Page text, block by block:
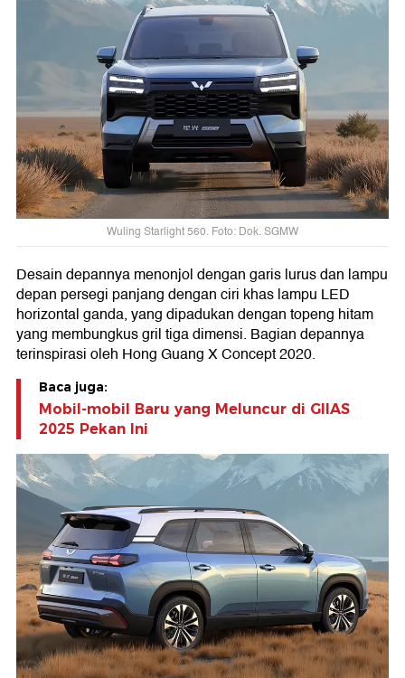
Wuling Starlight 560. Foto: Dok. SGMW
Desain depannya menonjol dengan garis lurus dan lampu
depan persegi panjang dengan ciri khas lampu LED
horizontal ganda, yang dipadukan dengan topeng hitam
yang membungkus gril tiga dimensi. Bagian depannya
terinspirasi oleh Hong Guang X Concept 2020.
Baca juga:
Mobil-mobil Baru yang Meluncur di GIIAS
2025 Pekan Ini